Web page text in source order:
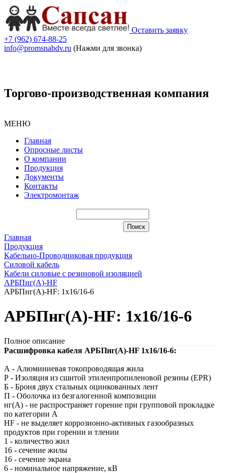
Оставить заявку
+7 (962) 674-88-25
info@promsnabdv.ru (Нажми для звонка)
Торгово-производственная компания
МЕНЮ
Главная
Опросные листы
О компании
Продукция
Документы
Контакты
Электромонтаж
Главная
Продукция
Кабельно-Проводниковая продукция
Силовой кабель
Кабели силовые с резиновой изоляцией
АРБПнг(A)-HF
АРБПнг(A)-HF: 1х16/16-6
АРБПнг(A)-HF: 1х16/16-6
Полное описание
Расшифровка кабеля АРБПнг(A)-HF 1х16/16-6:
А - Алюминиевая токопроводящая жила
Р - Изоляция из сшитой этиленпропиленовой резины (EPR)
Б - Броня двух стальных оцинкованных лент
П - Оболочка из безгалогенной композиции
нг(A) - не распространяет горение при групповой прокладке
по категории А
HF - не выделяет коррозионно-активных газообразных
продуктов при горении и тлении
1 - количество жил
16 - сечение жилы
16 - сечение экрана
6 - номинальное напряжение, кВ